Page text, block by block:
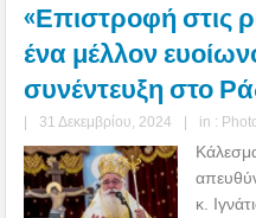
«Επιστροφή στις
ένα μέλλον
συνέντευξη στο
| 31 Δεκεμβρίου, 2024 | in :
κ.